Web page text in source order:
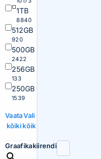
1TB
8840
512GB
920
500GB
2422
256GB
133
250GB
1539
Vaata
kõiki
Vali
kõik
Graafikakiirendi